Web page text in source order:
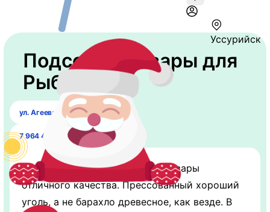
Уссурийск
Подсечка. Товары для
Рыбалки
ул. Агеева, 49
7 964 435-35-00
Цены на все очень хорошим, товары
отличного качества. Прессованный хороший
уголь, а не барахло древесное, как везде. В